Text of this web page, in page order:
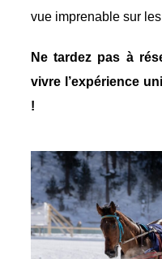
vue imprenable sur
Ne tardez pas à
vivre l’expérience
!